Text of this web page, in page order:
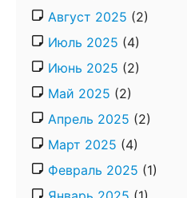
Август 2025 (2)
Июль 2025 (4)
Июнь 2025 (2)
Май 2025 (2)
Апрель 2025 (2)
Март 2025 (4)
Февраль 2025 (1)